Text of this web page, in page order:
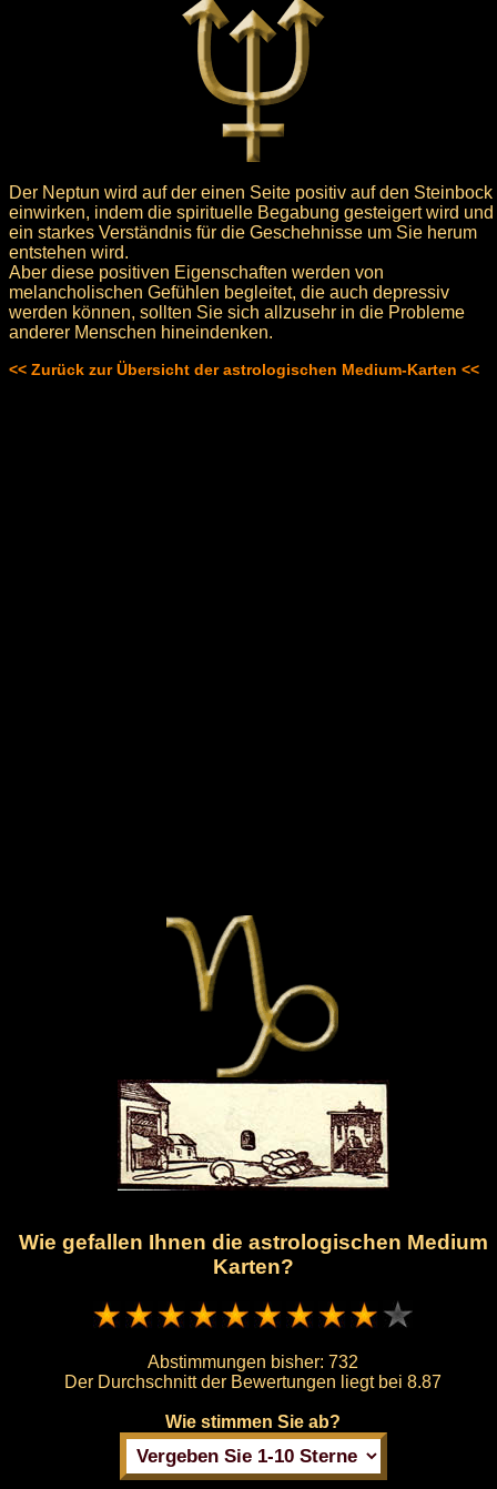
Der Neptun wird auf der einen Seite positiv auf den Steinbock
einwirken, indem die spirituelle Begabung gesteigert wird und
ein starkes Verständnis für die Geschehnisse um Sie herum
entstehen wird.
Aber diese positiven Eigenschaften werden von
melancholischen Gefühlen begleitet, die auch depressiv
werden können, sollten Sie sich allzusehr in die Probleme
anderer Menschen hineindenken.
<< Zurück zur Übersicht der astrologischen Medium-Karten <<
Wie gefallen Ihnen die astrologischen Medium
Karten?
Abstimmungen bisher: 732
Der Durchschnitt der Bewertungen liegt bei 8.87
Wie stimmen Sie ab?